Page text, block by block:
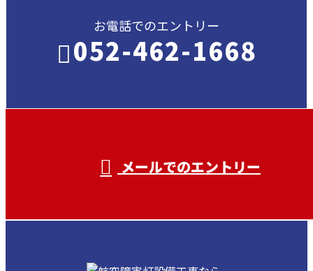
お電話でのエントリー
052-462-1668
メールでのエントリー